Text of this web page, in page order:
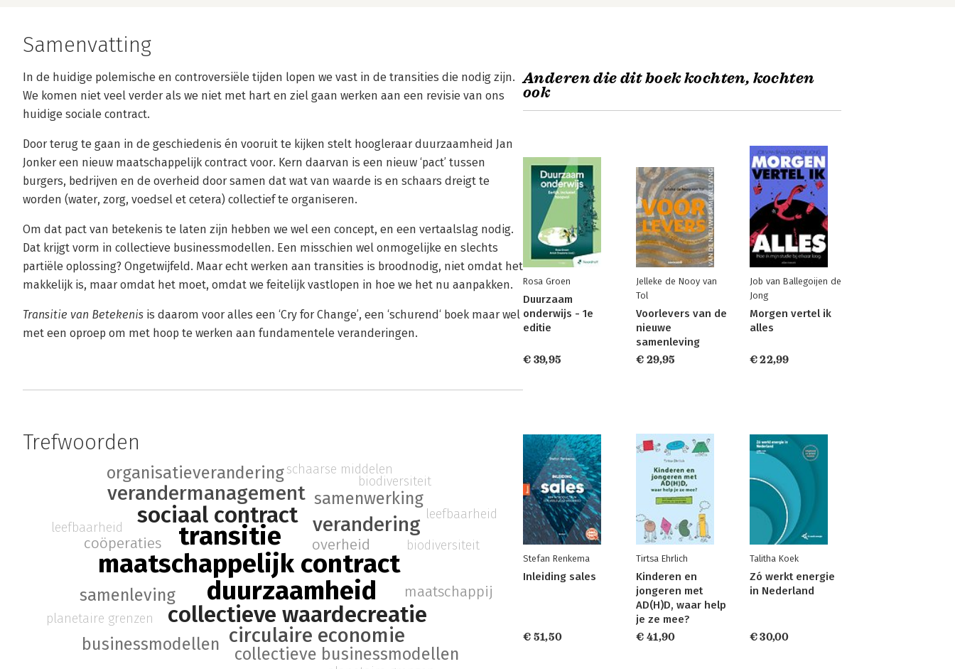
Samenvatting
In de huidige polemische en controversiële tijden lopen we vast in de transities die nodig zijn.
We komen niet veel verder als we niet met hart en ziel gaan werken aan een revisie van ons
huidige sociale contract.
Door terug te gaan in de geschiedenis én vooruit te kijken stelt hoogleraar duurzaamheid Jan
Jonker een nieuw maatschappelijk contract voor. Kern daarvan is een nieuw ‘pact’ tussen
burgers, bedrijven en de overheid door samen dat wat van waarde is en schaars dreigt te
worden (water, zorg, voedsel et cetera) collectief te organiseren.
Om dat pact van betekenis te laten zijn hebben we wel een concept, en een vertaalslag nodig.
Dat krijgt vorm in collectieve businessmodellen. Een misschien wel onmogelijke en slechts
partiële oplossing? Ongetwijfeld. Maar echt werken aan transities is broodnodig, niet omdat het
makkelijk is, maar omdat het moet, omdat we feitelijk vastlopen in hoe we het nu aanpakken.
Transitie van Betekenis is daarom voor alles een ‘Cry for Change’, een ‘schurend‘ boek maar wel
met een oproep om met hoop te werken aan fundamentele veranderingen.
Trefwoorden
maatschappelijk contract
duurzaamheid
transitie
collectieve waardecreatie
sociaal contract verandering
circulaire economie
verandermanagement
samenleving
collectieve businessmodellen
samenwerking
businessmodellen
organisatieverandering
overheid
coöperaties
maatschappij
biodiversiteit
planetaire grenzen
leefbaarheid
schaarse middelen
biodiversiteit
leefbaarheid
Anderen die dit boek kochten, kochten
ook
Rosa Groen
Duurzaam
onderwijs - 1e
editie
€ 39,95
Jelleke de Nooy van
Tol
Voorlevers van de
nieuwe
samenleving
€ 29,95
Job van Ballegoijen de
Jong
Morgen vertel ik
alles
€ 22,99
Stefan Renkema
Inleiding sales
€ 51,50
Tirtsa Ehrlich
Kinderen en
jongeren met
AD(H)D, waar help
je ze mee?
€ 41,90
Talitha Koek
Zó werkt energie
in Nederland
€ 30,00